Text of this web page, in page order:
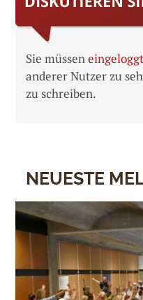
Sie müsseneingeloggt
anderer Nutzer zu
zu schreiben.
NEUESTE